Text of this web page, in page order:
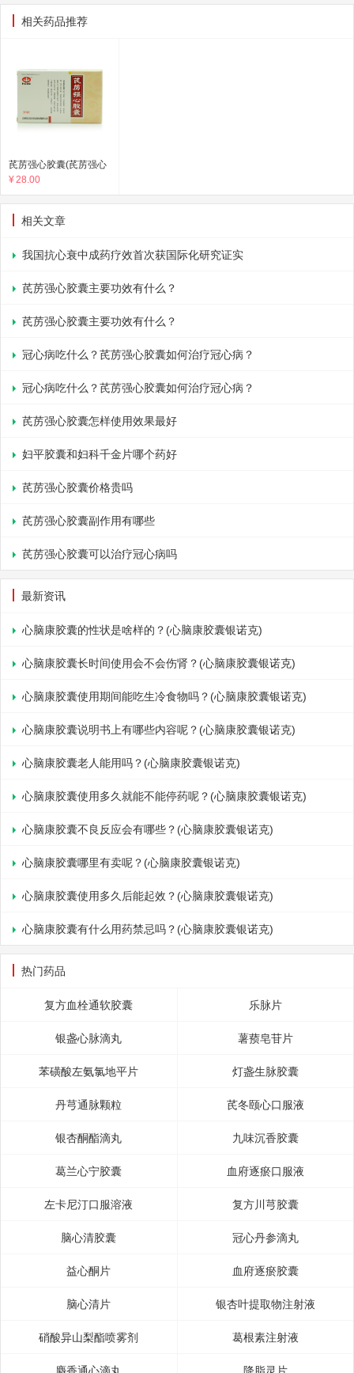
相关药品推荐
芪苈强心胶囊(芪苈强心
胶囊)
¥28.00
相关文章
我国抗心衰中成药疗效首次获国际化研究证实
芪苈强心胶囊主要功效有什么？
芪苈强心胶囊主要功效有什么？
冠心病吃什么？芪苈强心胶囊如何治疗冠心病？
冠心病吃什么？芪苈强心胶囊如何治疗冠心病？
芪苈强心胶囊怎样使用效果最好
妇平胶囊和妇科千金片哪个药好
芪苈强心胶囊价格贵吗
芪苈强心胶囊副作用有哪些
芪苈强心胶囊可以治疗冠心病吗
最新资讯
心脑康胶囊的性状是啥样的？(心脑康胶囊银诺克)
心脑康胶囊长时间使用会不会伤肾？(心脑康胶囊银诺克)
心脑康胶囊使用期间能吃生冷食物吗？(心脑康胶囊银诺克)
心脑康胶囊说明书上有哪些内容呢？(心脑康胶囊银诺克)
心脑康胶囊老人能用吗？(心脑康胶囊银诺克)
心脑康胶囊使用多久就能不能停药呢？(心脑康胶囊银诺克)
心脑康胶囊不良反应会有哪些？(心脑康胶囊银诺克)
心脑康胶囊哪里有卖呢？(心脑康胶囊银诺克)
心脑康胶囊使用多久后能起效？(心脑康胶囊银诺克)
心脑康胶囊有什么用药禁忌吗？(心脑康胶囊银诺克)
热门药品
复方血栓通软胶囊 乐脉片
银盏心脉滴丸 薯蓣皂苷片
苯磺酸左氨氯地平片 灯盏生脉胶囊
丹芎通脉颗粒 芪冬颐心口服液
银杏酮酯滴丸 九味沉香胶囊
葛兰心宁胶囊 血府逐瘀口服液
左卡尼汀口服溶液 复方川芎胶囊
脑心清胶囊 冠心丹参滴丸
益心酮片 血府逐瘀胶囊
脑心清片 银杏叶提取物注射液
硝酸异山梨酯喷雾剂 葛根素注射液
麝香通心滴丸 降脂灵片